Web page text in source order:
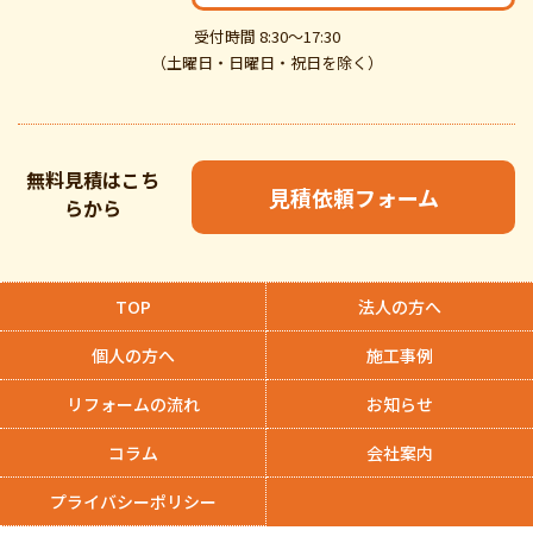
受付時間 8:30～17:30
（土曜日・日曜日・祝日を除く）
無料見積はこち
らから
見積依頼フォーム
TOP 法人の方へ
個人の方へ 施工事例
リフォームの流れ お知らせ
コラム 会社案内
プライバシーポリシー